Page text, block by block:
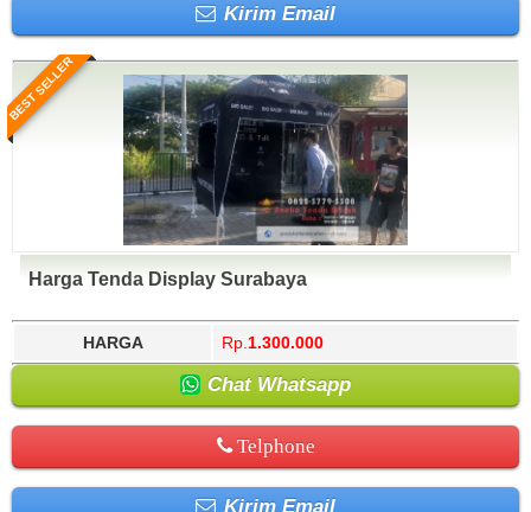
Kirim Email
BEST SELLER
Harga Tenda Display Surabaya
HARGA Rp. 1.300.000
Chat Whatsapp
Telphone
Kirim Email